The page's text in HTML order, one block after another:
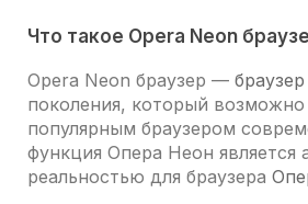
Что такое Opera Neon
Opera Neon браузер — браузер
поколения, который
популярным браузером
функция Опера Неон является
реальностью для браузера